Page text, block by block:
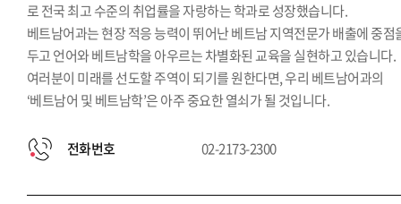
로 전국 최고 수준의 취업률을 자랑하는 학과로 성장했습니다.
베트남어과는 현장 적응 능력이 뛰어난 베트남 지역전문가 배출에 중점
두고 언어와 베트남학을 아우르는 차별화된 교육을 실현하고 있습니다.
여러분이 미래를 선도할 주역이 되기를 원한다면, 우리 베트남어과의
‘베트남어 및 베트남학’은 아주 중요한 열쇠가 될 것입니다.
전화번호 02-2173-2300